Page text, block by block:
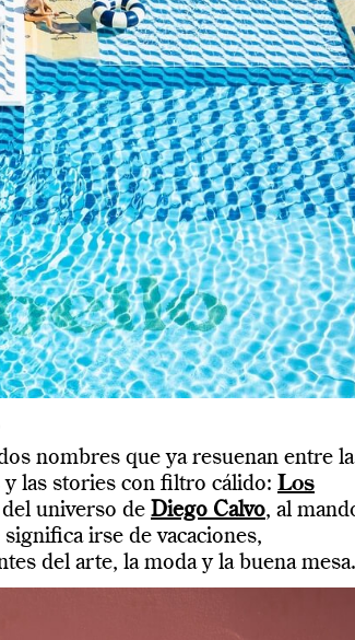
nombres que ya resuenan entre
las stories con filtro cálido: Los
universo de Diego Calvo, al
irse de vacaciones,
del arte, la moda y la buena mesa.